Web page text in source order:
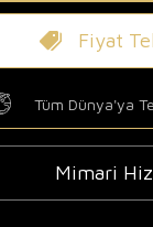
Fiyat
Tüm Dünya'ya
Mimari